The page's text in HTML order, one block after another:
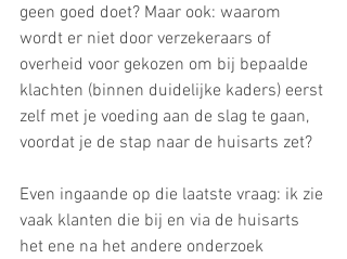
geen goed doet? Maar ook: waarom
wordt er niet door verzekeraars of
overheid voor gekozen om bij bepaalde
klachten (binnen duidelijke kaders) eerst
zelf met je voeding aan de slag te gaan,
voordat je de stap naar de huisarts zet?
Even ingaande op die laatste vraag: ik zie
vaak klanten die bij en via de huisarts
het ene na het andere onderzoek